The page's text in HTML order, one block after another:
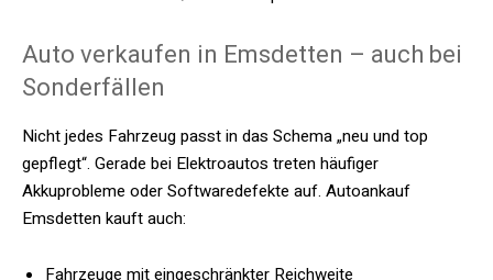
Auto verkaufen in Emsdetten – auch bei
Sonderfällen
Nicht jedes Fahrzeug passt in das Schema „neu und top
gepflegt“. Gerade bei Elektroautos treten häufiger
Akkuprobleme oder Softwaredefekte auf. Autoankauf
Emsdetten kauft auch:
Fahrzeuge mit eingeschränkter Reichweite